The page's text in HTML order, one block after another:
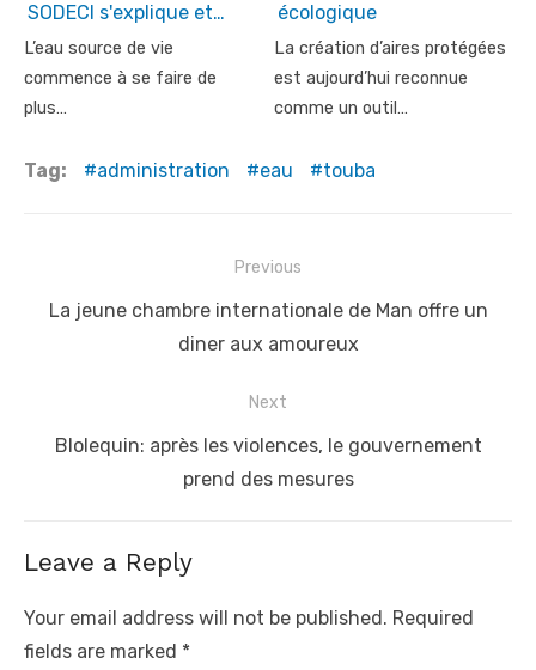
SODECI s'explique et…
L’eau source de vie
commence à se faire de
plus…
écologique
La création d’aires protégées
est aujourd’hui reconnue
comme un outil…
Tag: administration eau touba
navigation
Previous
Previous
La jeune chambre internationale de Man offre un
diner aux amoureux
Next
Next
Blolequin: après les violences, le gouvernement
prend des mesures
Leave a Reply
Your email address will not be published. Required
fields are marked *